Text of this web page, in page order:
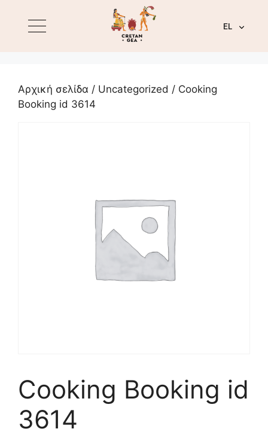
EL
Αρχική σελίδα / Uncategorized / Cooking
Booking id 3614
Cooking Booking id
3614